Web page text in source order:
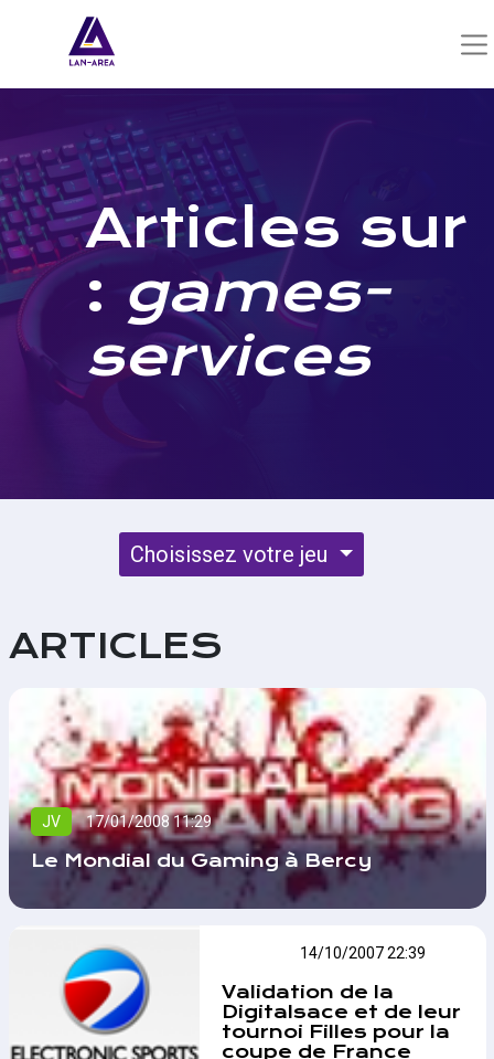
Articles sur
: games-
services
Choisissez votre jeu
ARTICLES
JV 17/01/2008 11:29
Le Mondial du Gaming à Bercy
14/10/2007 22:39
Validation de la
Digitalsace et de leur
tournoi Filles pour la
coupe de France